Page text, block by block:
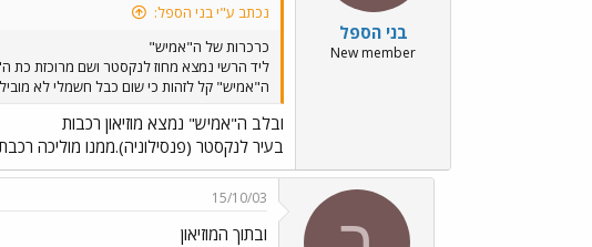
בני הספל
New member
נכתב ע"י בני הספל:
כרכרות של ה"אמיש"
ה"אמיש" קל לזהות כי שום כבל חשמלי לא
ובלב ה"אמיש" נמצא מוזיאון רכבות
בעיר לנקסטר (פנסילוניה).ממנו מוליכה
15/10/03
ובתוך המוזיאון